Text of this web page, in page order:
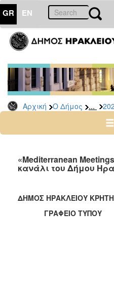
GR EN
Αρχική Ο Δήμος ...
ΔΗΜΟΣ
Δελτία
Τύπου
Αρχείο
2026
2024
2022
2020
2019
«Mediterranean
κανάλι του Δήμου
ΔΗΜΟΣ ΗΡΑΚΛΕΙΟΥ
ΓΡΑΦΕΙΟ ΤΥΠΟΥ